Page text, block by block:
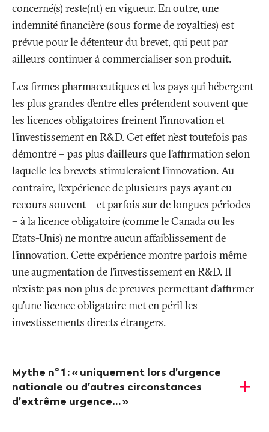
concerné(s) reste(nt) en vigueur. En outre, une
indemnité financière (sous forme de royalties) est
prévue pour le détenteur du brevet, qui peut par
ailleurs continuer à commercialiser son produit.
Les firmes pharmaceutiques et les pays qui hébergent
les plus grandes d’entre elles prétendent souvent que
les licences obligatoires freinent l’innovation et
l’investissement en R&D. Cet effet n’est toutefois pas
démontré – pas plus d’ailleurs que l’affirmation selon
laquelle les brevets stimuleraient l’innovation. Au
contraire, l’expérience de plusieurs pays ayant eu
recours souvent – et parfois sur de longues périodes
– à la licence obligatoire (comme le Canada ou les
Etats-Unis) ne montre aucun affaiblissement de
l’innovation. Cette expérience montre parfois même
une augmentation de l’investissement en R&D. Il
n’existe pas non plus de preuves permettant d’affirmer
qu’une licence obligatoire met en péril les
investissements directs étrangers.
d'informations
Mythe n° 1 : «uniquement lors d’urgence
nationale ou d’autres circonstances
d’extrême urgence…»
-
Afficher